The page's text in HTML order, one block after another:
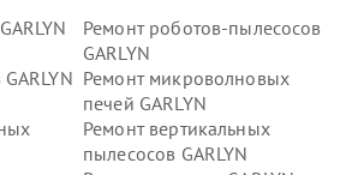
Ремонт роботов-пылесосов
GARLYN
Ремонт микроволновых
печей GARLYN
Ремонт вертикальных
пылесосов GARLYN